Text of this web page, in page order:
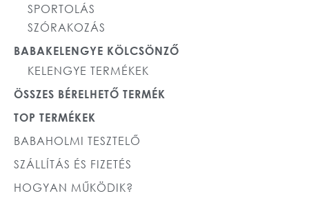
SPORTOLÁS
SZÓRAKOZÁS
BABAKELENGYE KÖLCSÖNZŐ
KELENGYE TERMÉKEK
ÖSSZES BÉRELHETŐ TERMÉK
TOP TERMÉKEK
BABAHOLMI TESZTELŐ
SZÁLLÍTÁS ÉS FIZETÉS
HOGYAN MŰKÖDIK?